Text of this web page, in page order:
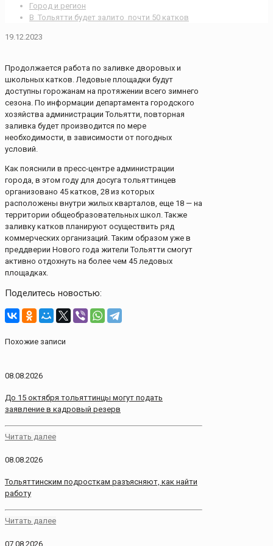
Город и регион
В Тольятти будет залито почти 50 катков
19.12.2023
Продолжается работа по заливке дворовых и
школьных катков. Ледовые площадки будут
доступны горожанам на протяжении всего зимнего
сезона. По информации департамента городского
хозяйства администрации Тольятти, повторная
заливка будет производится по мере
необходимости, в зависимости от погодных
условий.
Как пояснили в пресс-центре администрации
города, в этом году для досуга тольяттинцев
организовано 45 катков, 28 из которых
расположены внутри жилых кварталов, еще 18 — на
территории общеобразовательных школ. Также
заливку катков планируют осуществить ряд
коммерческих организаций. Таким образом уже в
преддверии Нового года жители Тольятти смогут
активно отдохнуть на более чем 45 ледовых
площадках.
Поделитесь новостью:
Похожие записи
08.08.2026
До 15 октября тольяттинцы могут подать
заявление в кадровый резерв
Читать далее
08.08.2026
Тольяттинским подросткам разъясняют, как найти
работу
Читать далее
07.08.2026